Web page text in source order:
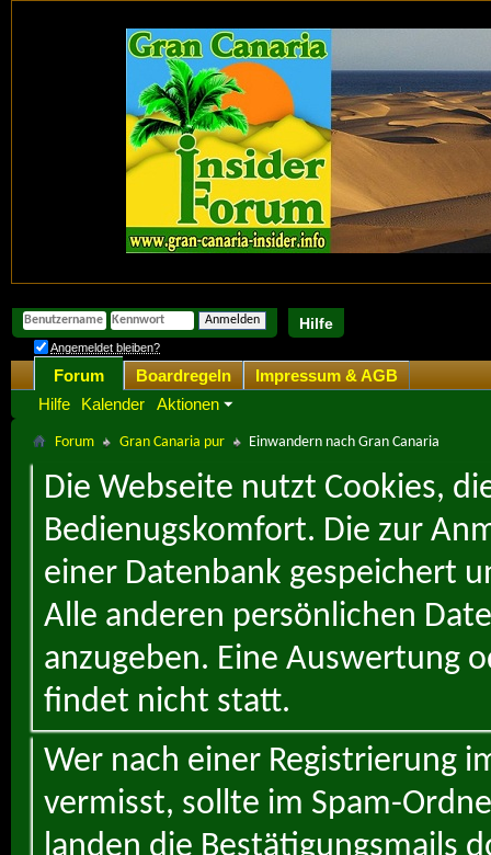
Hilfe
Angemeldet bleiben?
Forum
Hilfe
Kalender Aktionen
Boardregeln Impressum & AGB
Forum Gran Canaria pur Einwandern nach Gran Canaria
Die Webseite nutzt Cookies,
Bedienugskomfort. Die zur
einer Datenbank gespeichert
Alle anderen persönlichen
anzugeben. Eine Auswertung
findet nicht statt.
Wer nach einer Registrierung
vermisst, sollte im Spam-
landen die Bestätigungsmails